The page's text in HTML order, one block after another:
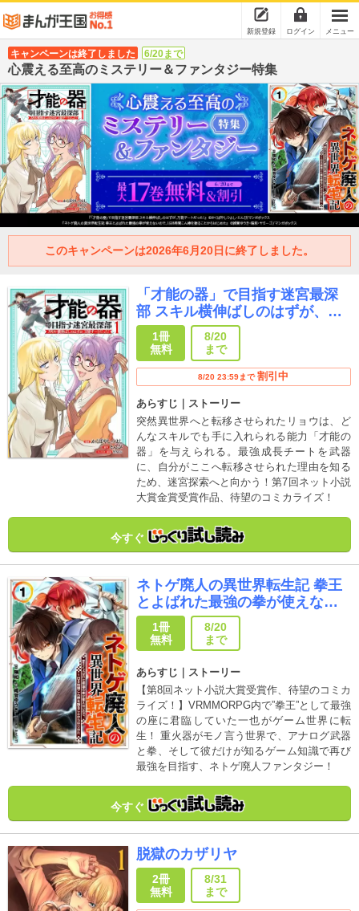
新規登録 ログイン メニュー
キャンペーンは終了しました 6/20まで
心震える至高のミステリー＆ファンタジー特集
このキャンペーンは2026年6月20日に終了しました。
「才能の器」で目指す迷宮最深
部 スキル横伸ばしのはずが、万
能チートだった！
1冊
無料
8/20
まで
8/20 23:59まで 割引中
あらすじ｜ストーリー
突然異世界へと転移させられたリョウは、ど
んなスキルでも手に入れられる能力「才能の
器」を与えられる。最強成長チートを武器
に、自分がここへ転移させられた理由を知る
ため、迷宮探索へと向かう！第7回ネット小説
大賞金賞受賞作品、待望のコミカライズ！
今すぐ
ネトゲ廃人の異世界転生記 拳王
とよばれた最強の拳が使えない
ので、1日8時間こん棒を振るこ
とからはじめた
1冊
無料
8/20
まで
あらすじ｜ストーリー
【第8回ネット小説大賞受賞作、待望のコミカ
ライズ！】VRMMORPG内で”拳王”として最強
の座に君臨していた一也がゲーム世界に転
生！ 重火器がモノ言う世界で、アナログ武器
と拳、そして彼だけが知るゲーム知識で再び
最強を目指す、ネトゲ廃人ファンタジー！
今すぐ
脱獄のカザリヤ
2冊
無料
8/31
まで